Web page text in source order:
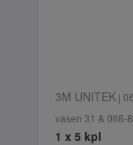
3M UNITEK|
vasen 31 & 068-
1 x 5 kpl